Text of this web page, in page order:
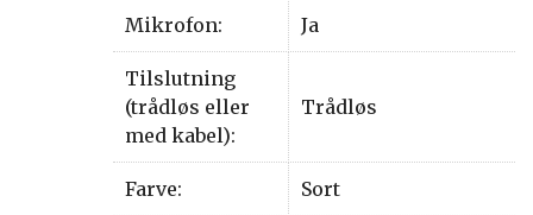
Mikrofon: Ja
Tilslutning
(trådløs eller
med kabel):
Trådløs
Farve: Sort